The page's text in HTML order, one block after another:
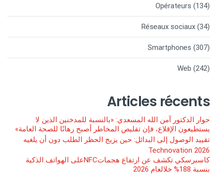
Opérateurs (134)
Réseaux sociaux (34)
Smartphones (307)
Web (242)
Articles récents
حوار الدكتور آمن الله المسعدي: «بالنسبة للمدخنين الذين لا
يستطيعون الإقلاع، فإن تقليص المخاطر أصبح رهانًا للصحة العامة»
تقييد الوصول إلى البدائل: حين يزيح الحظر الطلب دون أن يلغيه
Technovation 2026
كاسبرسكي تكشف عن ارتفاع هجماتNFCعلى الهواتف الذكية
بنسبة 188% خلالعام 2026